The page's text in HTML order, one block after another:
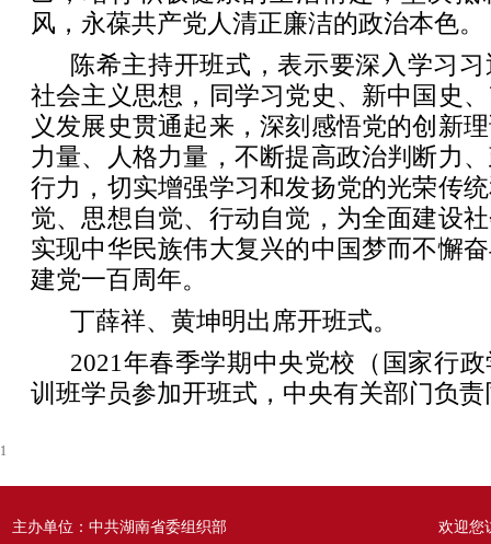
风，永葆共产党人清正廉洁的政治本色。
陈希主持开班式，表示要深入学习
社会主义思想，同学习党史、新中国史
义发展史贯通起来，深刻感悟党的创新
力量、人格力量，不断提高政治判断力
行力，切实增强学习和发扬党的光荣传
觉、思想自觉、行动自觉，为全面建设
实现中华民族伟大复兴的中国梦而不懈
建党一百周年。
丁薛祥、黄坤明出席开班式。
2021年春季学期中央党校（国家行
训班学员参加开班式，中央有关部门负
1
主办单位：中共湖南省委组织部
欢迎您